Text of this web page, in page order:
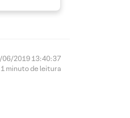
06/2019 13:40:37
1 minuto de leitura